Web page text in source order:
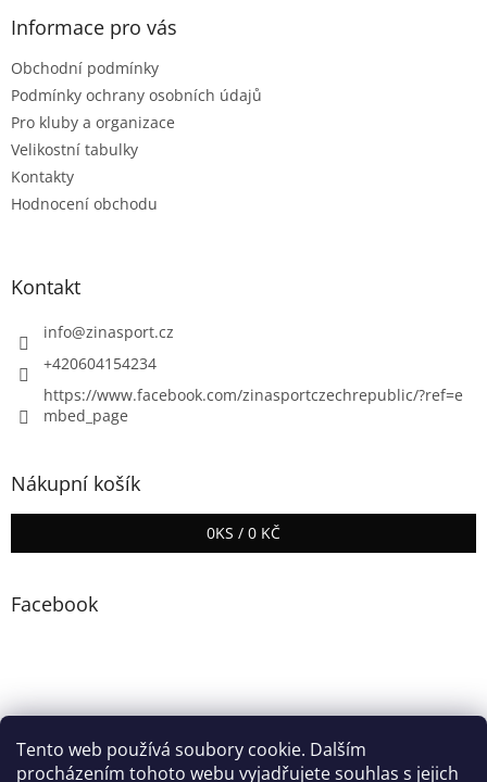
Tento web používá soubory cookie. Dalším
procházením tohoto webu vyjadřujete souhlas s jejich
Informace pro vás
Obchodní podmínky
Podmínky ochrany osobních údajů
Pro kluby a organizace
Velikostní tabulky
Kontakty
Hodnocení obchodu
Kontakt
info@zinasport.cz
+420604154234
https://www.facebook.com/zinasportczechrepublic/?ref=e
mbed_page
Nákupní košík
0KS / 0 KČ
Facebook